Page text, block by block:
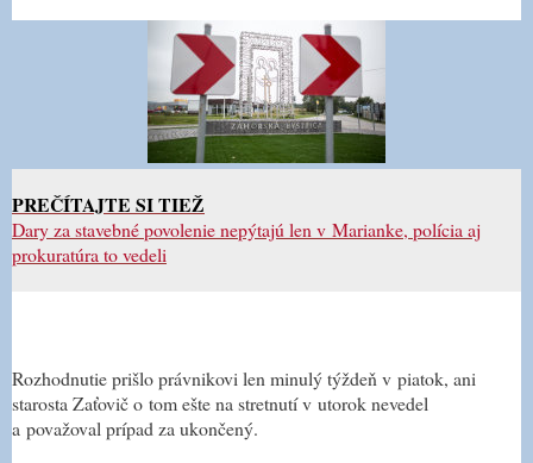
PREČÍTAJTE SI TIEŽ
Dary za stavebné povolenie nepýtajú len v Marianke, polícia aj
prokuratúra to vedeli
Rozhodnutie prišlo právnikovi len minulý týždeň v piatok, ani
starosta Zaťovič o tom ešte na stretnutí v utorok nevedel
a považoval prípad za ukončený.